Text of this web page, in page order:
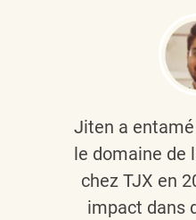
Jiten a
le domaine de
chez TJX en
impact dans